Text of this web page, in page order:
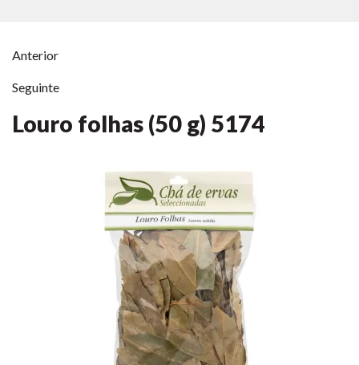
Anterior
Seguinte
Louro folhas (50 g) 5174